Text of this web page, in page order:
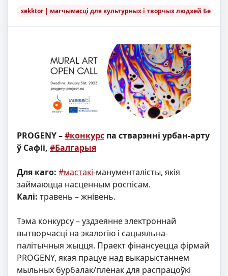
sekktor | магчымасці для культурных і творчых людзей
PROGENY –#конкурс па стварэнні урбан-арту
ў Сафіі, #Балгарыя
Для каго: #мастакі-манументалісты, якія
займаюцца насценным роспісам.
Калі: травень – жнівень.
Тэма конкурсу – уздзеянне электроннай
вытворчасці на экалогію і сацыяльна-
палітычныя жыцця. Праект фінансуецца фірмай
PROGENY, якая працуе над выкарыстаннем
мыльных бурбалак/плёнак для распрацоўкі